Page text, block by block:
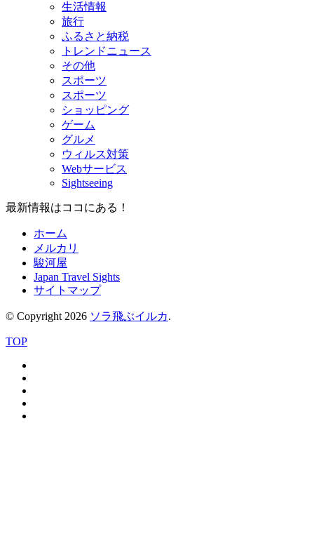
生活情報
旅行
ふるさと納税
トレンドニュース
その他
スポーツ
スポーツ
ショッピング
ゲーム
グルメ
ウィルス対策
Webサービス
Sightseeing
最新情報はココにある！
ホーム
メルカリ
駿河屋
Japan Travel Sights
サイトマップ
© Copyright 2026 ソラ飛ぶイルカ.
TOP